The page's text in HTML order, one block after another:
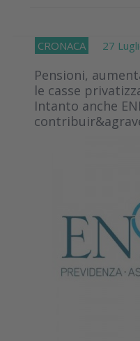
CRONACA 27
Pensioni,
le casse
Intanto anche